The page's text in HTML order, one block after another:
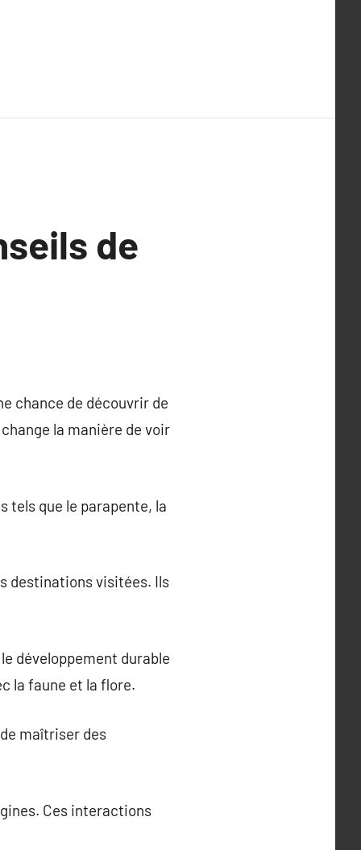
de
chance de découvrir de
la manière de voir
tels que le parapente, la
destinations visitées. Ils
développement durable
la faune et la flore.
maîtriser des
Ces interactions